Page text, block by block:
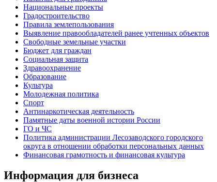
Национальные проекты
Градостроительство
Правила землепользования
Выявление правообладателей ранее учтенных объектов
Свободные земельные участки
Бюджет для граждан
Социальная защита
Здравоохранение
Образование
Культура
Молодежная политика
Спорт
Антинаркотическая деятельность
Памятные даты военной истории России
ГО и ЧС
Политика администрации Лесозаводского городского
округа в отношении обработки персональных данных
Финансовая грамотность и финансовая культура
Информация для бизнеса